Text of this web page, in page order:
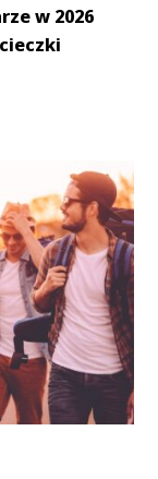
w 2026